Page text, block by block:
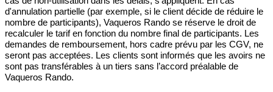
d'annulation partielle (par exemple, si le client décide de réduire le
nombre de participants), Vaqueros Rando se réserve le droit de
recalculer le tarif en fonction du nombre final de participants. Les
demandes de remboursement, hors cadre prévu par les CGV, ne
seront pas acceptées. Les clients sont informés que les avoirs ne
sont pas transférables à un tiers sans l’accord préalable de
Vaqueros Rando.